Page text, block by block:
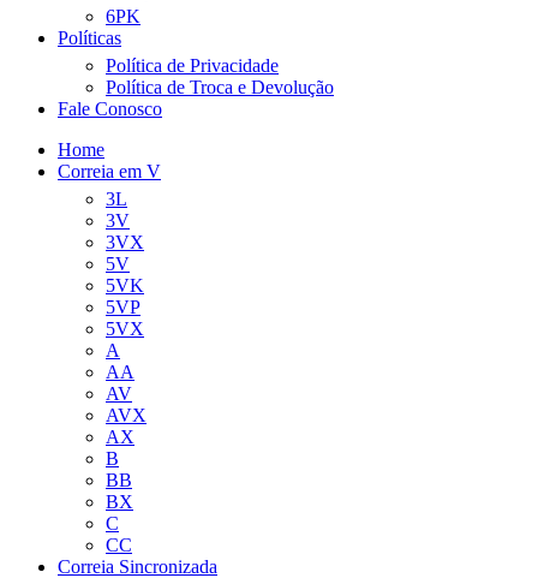
6PK
Políticas
Política de Privacidade
Política de Troca e Devolução
Fale Conosco
Home
Correia em V
3L
3V
3VX
5V
5VK
5VP
5VX
A
AA
AV
AVX
AX
B
BB
BX
C
CC
Correia Sincronizada